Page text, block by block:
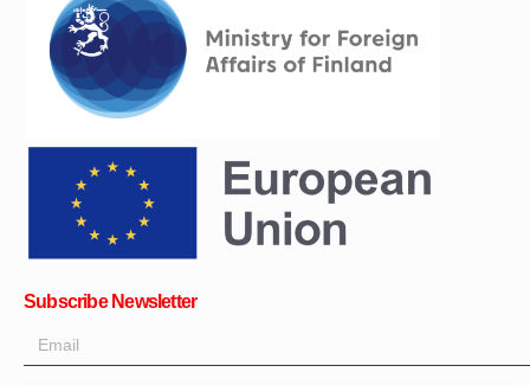
Subscribe Newsletter